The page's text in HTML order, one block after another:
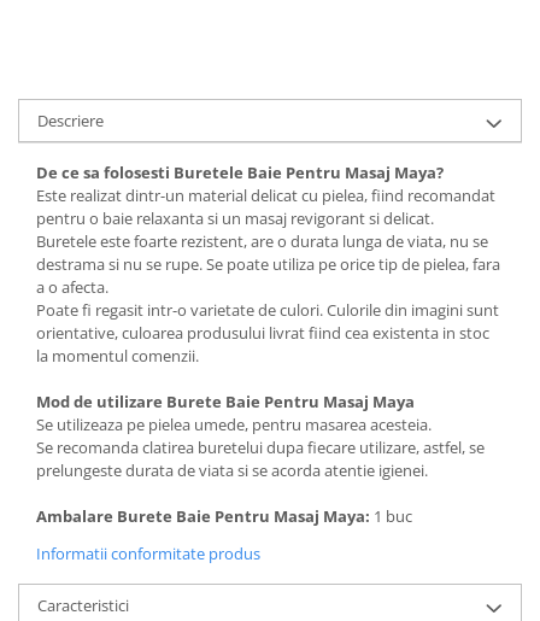
Taietoare manuale
Tavi copt
Termosuri si cani termos
Tigai si seturi
Tirbusoane si dopuri
Tocatoare de bucatarie
Ustensile ornare prajituri
Vaze si boluri decorative
Vesela unica folosinta
Descriere
De ce sa folosesti Buretele Baie Pentru Masaj Maya?
Este realizat dintr-un material delicat cu pielea, fiind recomandat
pentru o baie relaxanta si un masaj revigorant si delicat.
Buretele este foarte rezistent, are o durata lunga de viata, nu se
destrama si nu se rupe. Se poate utiliza pe orice tip de pielea, fara
a o afecta.
Poate fi regasit intr-o varietate de culori. Culorile din imagini sunt
orientative, culoarea produsului livrat fiind cea existenta in stoc
la momentul comenzii.
Mod de utilizare Burete Baie Pentru Masaj Maya
Se utilizeaza pe pielea umede, pentru masarea acesteia.
Se recomanda clatirea buretelui dupa fiecare utilizare, astfel, se
prelungeste durata de viata si se acorda atentie igienei.
Ambalare Burete Baie Pentru Masaj Maya: 1 buc
Informatii conformitate produs
Caracteristici